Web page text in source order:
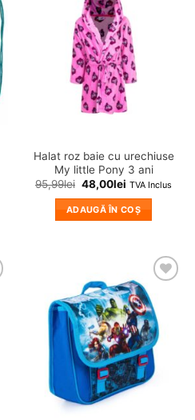
Halat roz baie cu urechiuse
My little Pony 3 ani
95,99lei 48,00lei TVA Inclus
ADAUGĂ ÎN COȘ
Adauga
in
wishlist!